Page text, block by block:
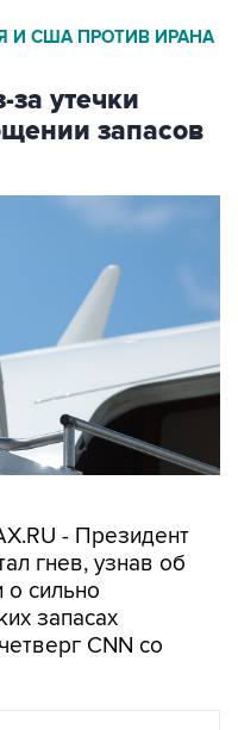
И США ПРОТИВ ИРАНА
утечки
запасов
- Президент
гнев, узнав об
сильно
запасах
CNN со